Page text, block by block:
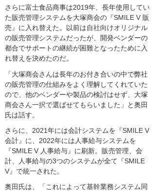
さらに富士食品商事は2019年、長年使用してい
た販売管理システムを大塚商会の『SMILE V 販
売』に入れ替えた。以前は自社向けオリジナル
の販売管理システムだったが、開発ベンダーの
都合でサポートの継続が困難となったために入
れ替えを決めたのだ。
「大塚商会さんは長年のお付き合いの中で弊社
の販売管理の仕組みをよく理解してくれていた
ので、他のベンダーや製品の検討はせず、大塚
商会さん一択で選ばせてもらいました」と奥田
氏は話す。
さらに、2021年には会計システムを『SMILE V
会計』に、2022年には人事給与システムを
『SMILE V 人事給与』に刷新。販売管理、会
計、人事給与の3つのシステムが全て『SMILE
V』で統一された。
奥田氏は、「これによって基幹業務システム同